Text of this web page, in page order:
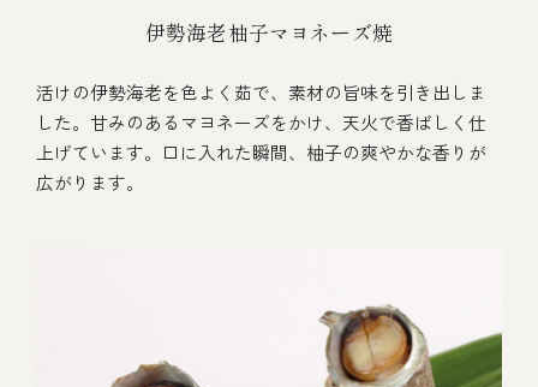
伊勢海老柚子マヨネーズ焼
活けの伊勢海老を色よく茹で、素材の旨味を引き出しま
した。甘みのあるマヨネーズをかけ、天火で香ばしく仕
上げています。口に入れた瞬間、柚子の爽やかな香りが
広がります。